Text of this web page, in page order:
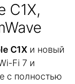
C1X,
C1X и новый
Fi 7 и
с полностью